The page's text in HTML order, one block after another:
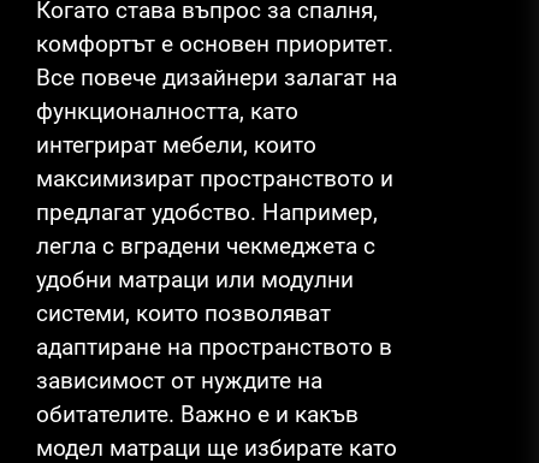
Когато става въпрос за спалня,
комфортът е основен приоритет.
Все повече дизайнери залагат на
функционалността, като
интегрират мебели, които
максимизират пространството и
предлагат удобство. Например,
легла с вградени чекмеджета с
удобни матраци или модулни
системи, които позволяват
адаптиране на пространството в
зависимост от нуждите на
обитателите. Важно е и какъв
модел матраци ще избирате като